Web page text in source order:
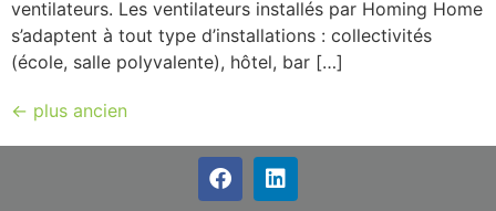
ventilateurs. Les ventilateurs installés par Homing Home
s’adaptent à tout type d’installations : collectivités
(école, salle polyvalente), hôtel, bar […]
← plus ancien